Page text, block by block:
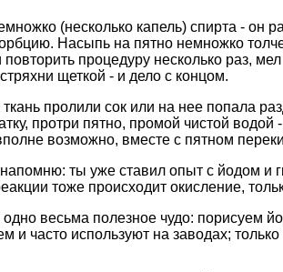
(несколько капель) спирта - он
Насыпь на пятно немножко
процедуру несколько раз,
щеткой - и дело с концом.
пролили сок или на нее попала
протри пятно, промой чистой
возможно, вместе с пятном
ты уже ставил опыт с йодом и
тоже происходит окисление,
весьма полезное чудо: порисуем
часто используют на заводах;